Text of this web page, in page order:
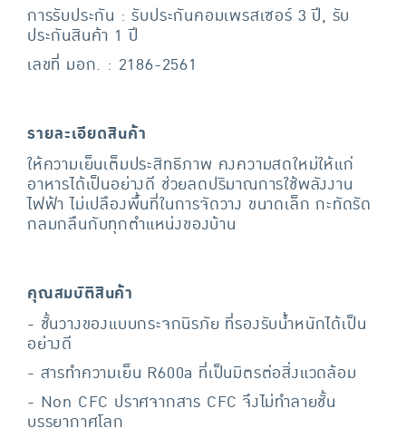
การรับประกัน : รับประกันคอมเพรสเซอร์ 3 ปี, รับ
ประกันสินค้า 1 ปี
เลขที่ มอก. : 2186-2561
รายละเอียดสินค้า
ให้ความเย็นเต็มประสิทธิภาพ คงความสดใหม่ให้แก่
อาหารได้เป็นอย่างดี ช่วยลดปริมาณการใช้พลังงาน
ไฟฟ้า ไม่เปลืองพื้นที่ในการจัดวาง ขนาดเล็ก กะทัดรัด
กลมกลืนกับทุกตำแหน่งของบ้าน
คุณสมบัติสินค้า
- ชั้นวางของแบบกระจกนิรภัย ที่รองรับน้ำหนักได้เป็น
อย่างดี
- สารทำความเย็น R600a ที่เป็นมิตรต่อสิ่งแวดล้อม
- Non CFC ปราศจากสาร CFC จึงไม่ทำลายชั้น
บรรยากาศโลก